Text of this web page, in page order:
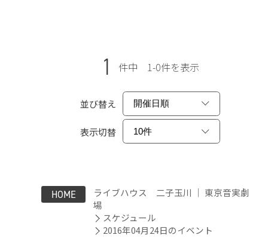
1 件中 1-0件を表示
並び替え
表示切替
HOME
ライブハウス 二子玉川 ｜ 東京音実劇
場
スケジュール
2016年04月24日のイベント